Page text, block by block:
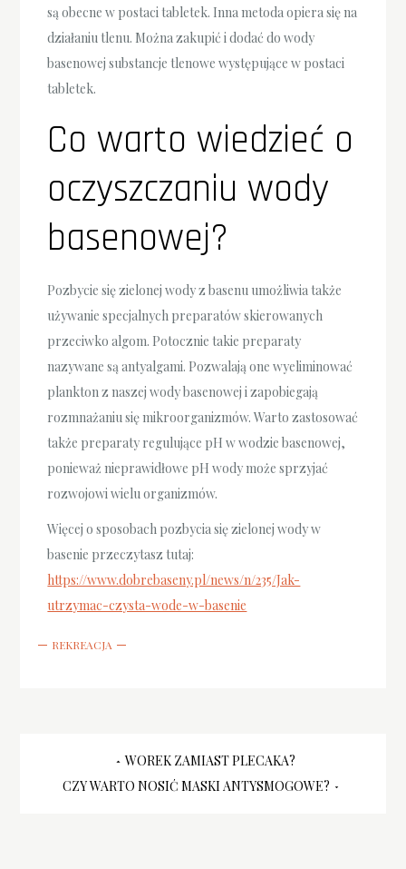
są obecne w postaci tabletek. Inna metoda opiera się na
działaniu tlenu. Można zakupić i dodać do wody
basenowej substancje tlenowe występujące w postaci
tabletek.
Co warto wiedzieć o
oczyszczaniu wody
basenowej?
Pozbycie się zielonej wody z basenu umożliwia także
używanie specjalnych preparatów skierowanych
przeciwko algom. Potocznie takie preparaty
nazywane są antyalgami. Pozwalają one wyeliminować
plankton z naszej wody basenowej i zapobiegają
rozmnażaniu się mikroorganizmów. Warto zastosować
także preparaty regulujące pH w wodzie basenowej,
ponieważ nieprawidłowe pH wody może sprzyjać
rozwojowi wielu organizmów.
Więcej o sposobach pozbycia się zielonej wody w
basenie przeczytasz tutaj:
https://www.dobrebaseny.pl/news/n/235/Jak-
utrzymac-czysta-wode-w-basenie
REKREACJA
NawigacjaWOREK ZAMIAST PLECAKA?
CZY WARTO NOSIĆ MASKI ANTYSMOGOWE?